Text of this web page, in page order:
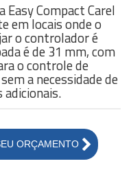
Compact Carel
em locais onde o
o controlador é
é de 31 mm, com
o controle de
a necessidade de
ORÇAMENTO